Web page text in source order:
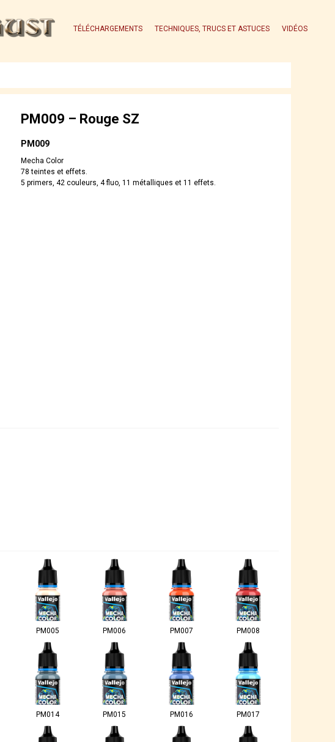
TÉLÉCHARGEMENTS TECHNIQUES, TRUCS ET ASTUCES VIDÉOS
PM009 – Rouge SZ
PM009
Mecha Color
78 teintes et effets.
5 primers, 42 couleurs, 4 fluo, 11 métalliques et 11 effets.
PM005 PM006 PM007 PM008
PM014 PM015 PM016 PM017